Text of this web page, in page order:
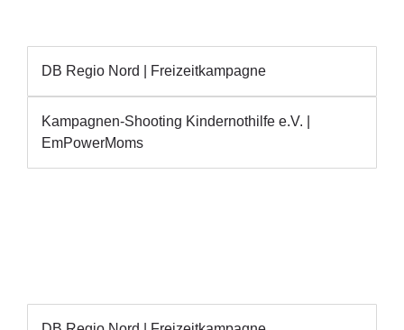
DB Regio Nord | Freizeitkampagne
Kampagnen-Shooting Kindernothilfe e.V. |
EmPowerMoms